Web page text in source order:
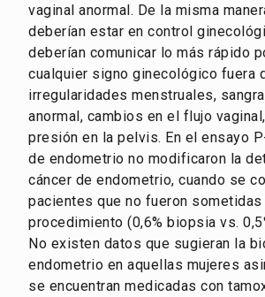
vaginal anormal. De la misma
deberían estar en control
deberían comunicar lo más rápido
cualquier signo ginecológico fuera
irregularidades menstruales,
anormal, cambios en el flujo
presión en la pelvis. En el ensayo
de endometrio no modificaron la
cáncer de endometrio, cuando se
pacientes que no fueron
procedimiento (0,6% biopsia vs.
No existen datos que sugieran la
endometrio en aquellas mujeres
se encuentran medicadas con